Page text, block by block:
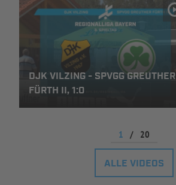
DJK VILZING - SPVGG GREUTHER
FÜRTH II, 1:0
1 / 20
ALLE VIDEOS